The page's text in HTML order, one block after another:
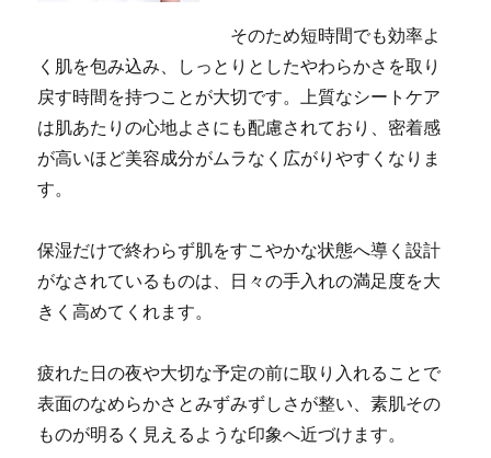
そのため短時間でも効率よ
く肌を包み込み、しっとりとしたやわらかさを取り
戻す時間を持つことが大切です。上質なシートケア
は肌あたりの心地よさにも配慮されており、密着感
が高いほど美容成分がムラなく広がりやすくなりま
す。
保湿だけで終わらず肌をすこやかな状態へ導く設計
がなされているものは、日々の手入れの満足度を大
きく高めてくれます。
疲れた日の夜や大切な予定の前に取り入れることで
表面のなめらかさとみずみずしさが整い、素肌その
ものが明るく見えるような印象へ近づけます。